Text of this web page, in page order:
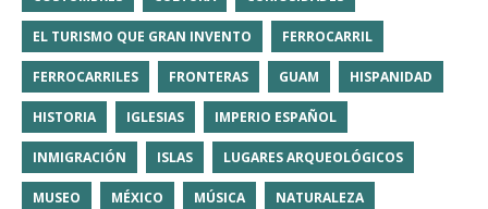
EL TURISMO QUE GRAN INVENTO FERROCARRIL
FERROCARRILES FRONTERAS GUAM HISPANIDAD
HISTORIA IGLESIAS IMPERIO ESPAÑOL
INMIGRACIÓN ISLAS LUGARES ARQUEOLÓGICOS
MUSEO MÉXICO MÚSICA NATURALEZA